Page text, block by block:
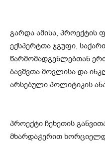
გარდა ამისა, პროექტის
ექსპერტთა ჯგუფი,
წარმომადგენლებთან
ბავშვთა მოვლისა და
არსებული პოლიტიკის
პროექტი ჩეხეთის
მხარდაჭერით